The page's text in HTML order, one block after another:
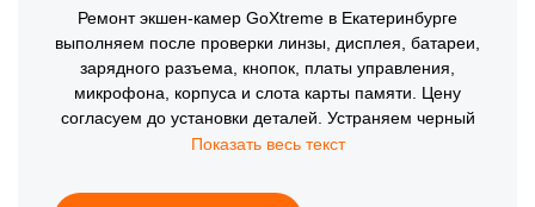
Ремонт экшен-камер GoXtreme в Екатеринбурге
выполняем после проверки линзы, дисплея, батареи,
зарядного разъема, кнопок, платы управления,
микрофона, корпуса и слота карты памяти. Цену
согласуем до установки деталей. Устраняем черный
экран, шум в записи, отказ включения, сбои меню и
видео, звук, автономность, крепления и работу microSD.